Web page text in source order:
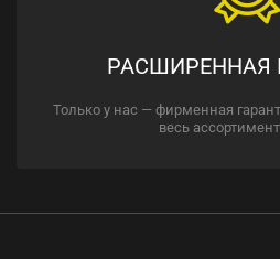
РАСШИРЕННАЯ
Только у нас — фирменная
весь